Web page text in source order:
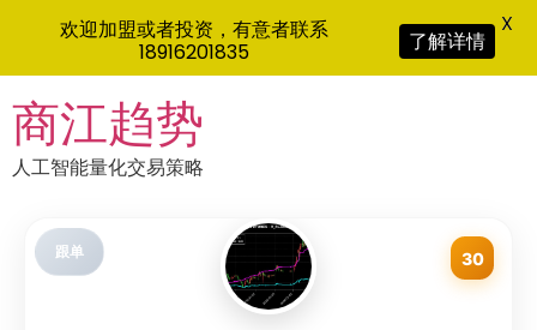
to
content
商江趋势
人工智能量化交易策略
跟单 30
欢迎加盟或者投资，有意者联系
18916201835
了解详情
X